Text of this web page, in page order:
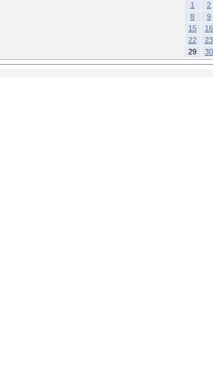
1
2
8
9
15
16
22
23
29
30